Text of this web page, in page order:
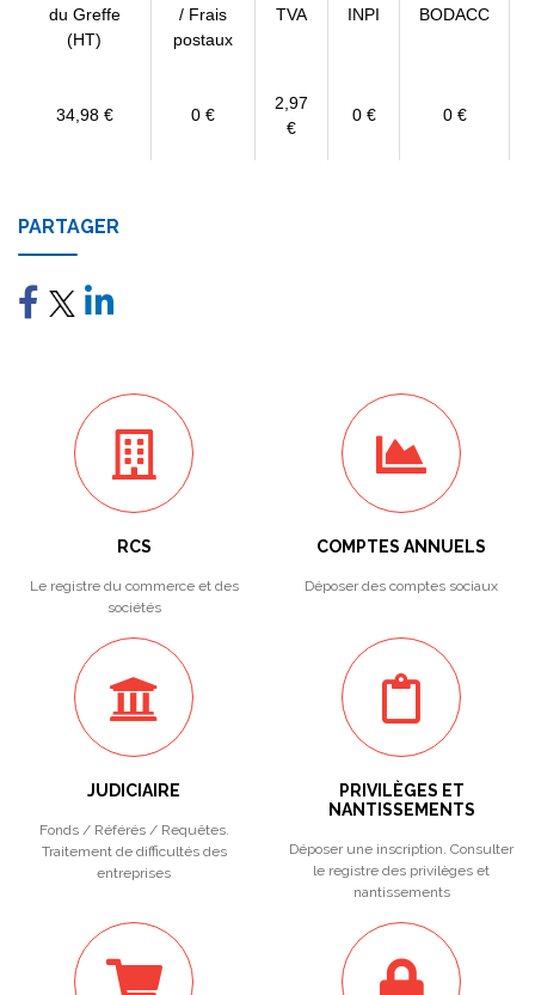
du Greffe
(HT)
/ Frais
postaux
TVA INPI BODACC
34,98 € 0 €
2,97
€
0 € 0 €
PARTAGER
RCS
Le registre du commerce et des
sociétés
COMPTES ANNUELS
Déposer des comptes sociaux
JUDICIAIRE
Fonds / Référés / Requêtes.
Traitement de difficultés des
entreprises
PRIVILÈGES ET
NANTISSEMENTS
Déposer une inscription. Consulter
le registre des privilèges et
nantissements